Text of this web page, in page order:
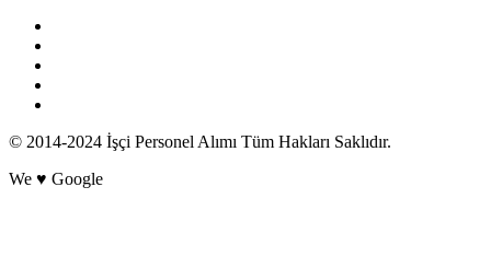
© 2014-2024 İşçi Personel Alımı Tüm Hakları Saklıdır.
We ♥ Google